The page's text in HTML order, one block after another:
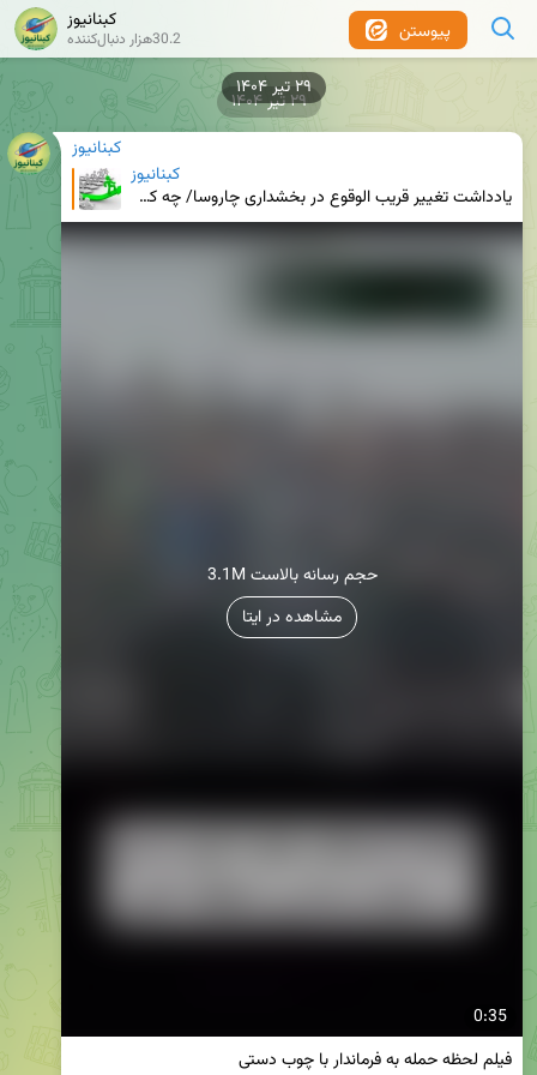
۲۹ تیر ۱۴۰۴
پیوستن کبنانیوز
30.2هزار دنبال‌کننده
کبنانیوز
کبنانیوز
یادداشت تغییر قریب الوقوع در بخشداری چاروسا/ چه کسی به چاروسا خواهد رفت ؟ / آقای فرماندار بخشدار چار
0:35
3.1M حجم رسانه بالاست
مشاهده در ایتا
۲۹ تیر ۱۴۰۴